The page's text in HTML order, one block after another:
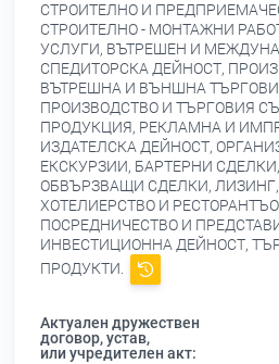
СТРОИТЕЛНО И
СТРОИТЕЛНО - МОНТАЖНИ
УСЛУГИ, ВЪТРЕШЕН И
СПЕДИТОРСКА ДЕЙНОСТ,
ВЪТРЕШНА И ВЪНШНА
ПРОИЗВОДСТВО И ТЪРГОВИЯ
ПРОДУКЦИЯ, РЕКЛАМНА И
ИЗДАТЕЛСКА ДЕЙНОСТ,
ЕКСКУРЗИИ, БАРТЕРНИ
ОБВЪРЗВАЩИ СДЕЛКИ,
ХОТЕЛИЕРСТВО И
ПОСРЕДНИЧЕСТВО И
ИНВЕСТИЦИОННА ДЕЙНОСТ,
ПРОДУКТИ.
Актуален дружествен
договор, устав,
или учредителен акт: